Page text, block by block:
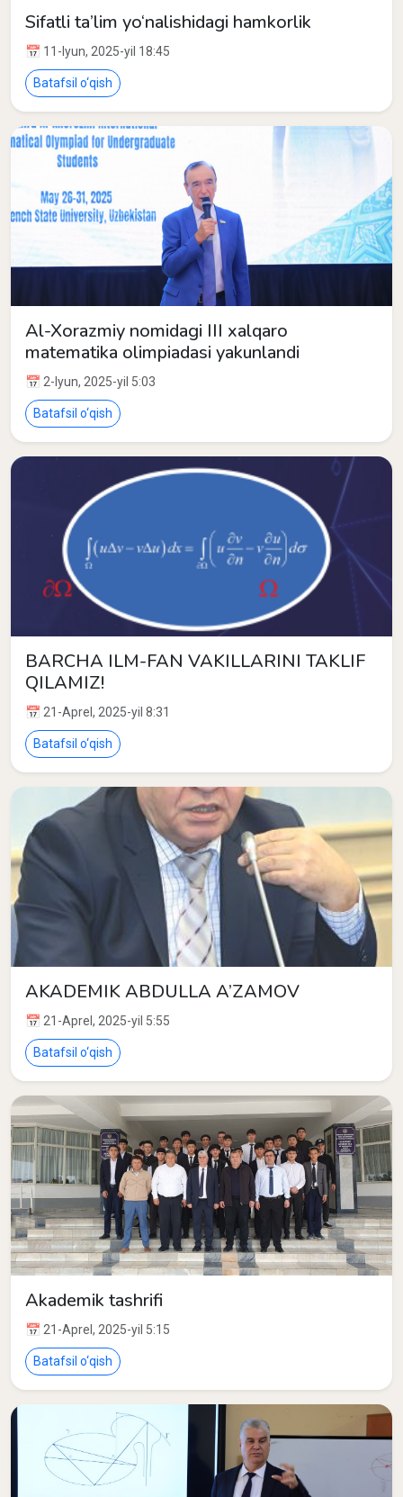
Sifatli ta’lim yo‘nalishidagi hamkorlik
📅 11-Iyun, 2025-yil 18:45
Batafsil o‘qish
Al-Xorazmiy nomidagi III xalqaro
matematika olimpiadasi yakunlandi
📅 2-Iyun, 2025-yil 5:03
Batafsil o‘qish
BARCHA ILM-FAN VAKILLARINI TAKLIF
QILAMIZ!
📅 21-Aprel, 2025-yil 8:31
Batafsil o‘qish
AKADEMIK ABDULLA A’ZAMOV
📅 21-Aprel, 2025-yil 5:55
Batafsil o‘qish
Akademik tashrifi
📅 21-Aprel, 2025-yil 5:15
Batafsil o‘qish